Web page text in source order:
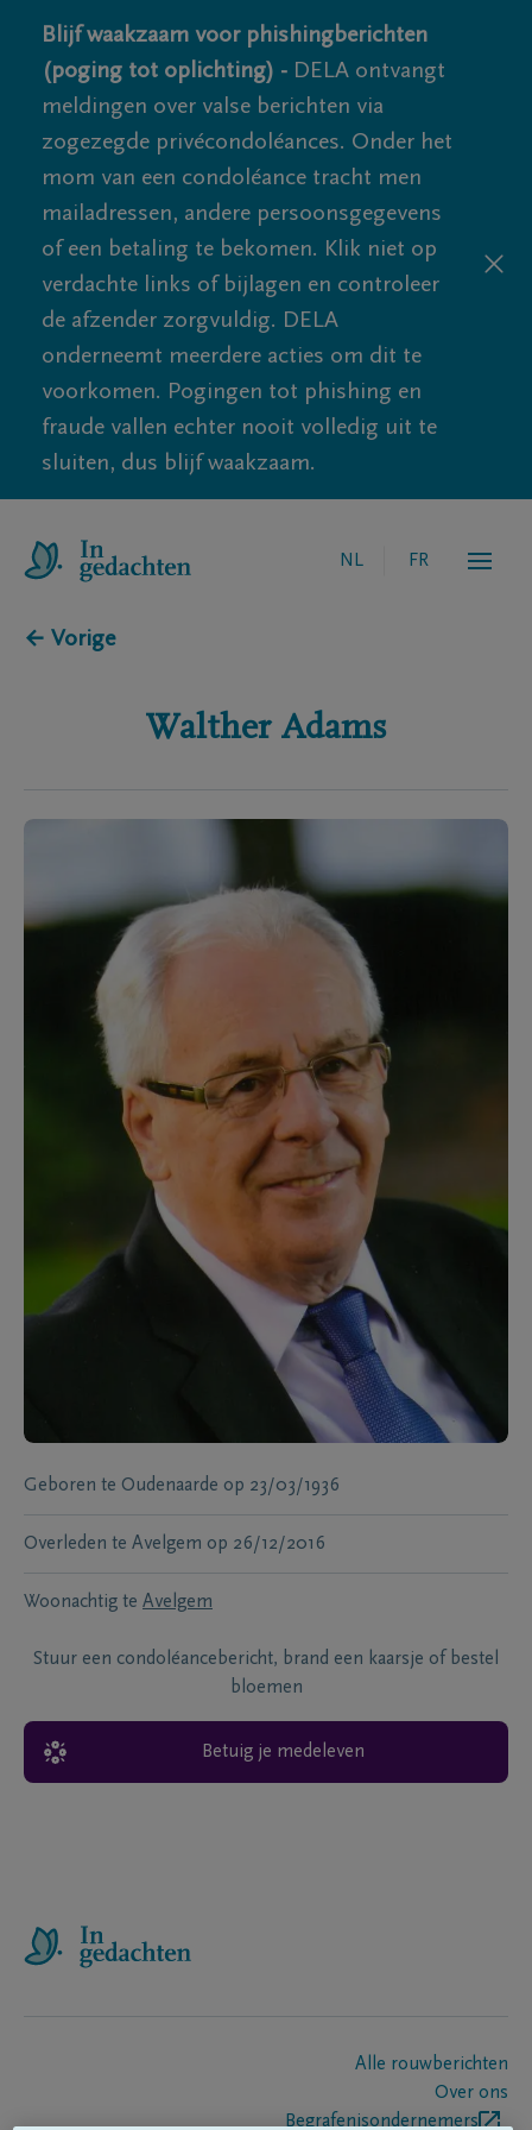
Blijf waakzaam voor phishingberichten
(poging tot oplichting) - DELA ontvangt
meldingen over valse berichten via
zogezegde privécondoléances. Onder het
mom van een condoléance tracht men
mailadressen, andere persoonsgegevens
of een betaling te bekomen. Klik niet op
verdachte links of bijlagen en controleer
de afzender zorgvuldig. DELA
onderneemt meerdere acties om dit te
voorkomen. Pogingen tot phishing en
fraude vallen echter nooit volledig uit te
sluiten, dus blijf waakzaam.
NL FR
← Vorige
Walther Adams
Geboren te Oudenaarde op 23/03/1936
Overleden te Avelgem op 26/12/2016
Woonachtig te Avelgem
Stuur een condoléancebericht, brand een kaarsje of bestel
bloemen
Betuig je medeleven
Alle rouwberichten
Over ons
Begrafenisondernemers